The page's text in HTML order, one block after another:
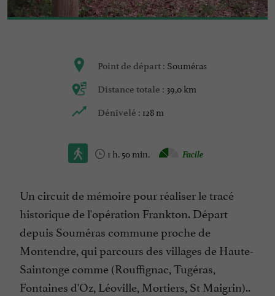
Point de départ : Souméras
Distance totale : 39,0 km
Dénivelé : 128 m
1 h. 50 min. Facile
Un circuit de mémoire pour réaliser le tracé
historique de l'opération Frankton. Départ
depuis Souméras commune proche de
Montendre, qui parcours des villages de Haute-
Saintonge comme (Rouffignac, Tugéras,
Fontaines d'Oz, Léoville, Mortiers, St Maigrin)..